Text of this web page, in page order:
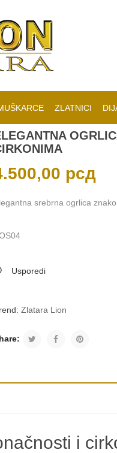
ZLATNICI
рсд
srebrna ogrlica
Usporedi
Zlatara Lion
i